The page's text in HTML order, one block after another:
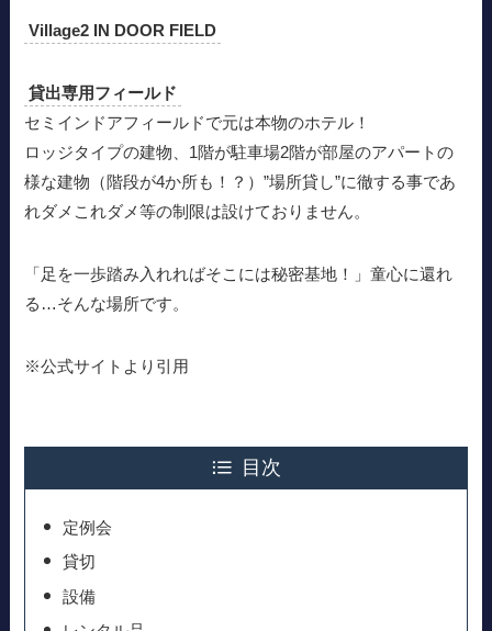
Village2 IN DOOR FIELD
貸出専用フィールド
セミインドアフィールドで元は本物のホテル！
ロッジタイプの建物、1階が駐車場2階が部屋のアパートの
様な建物（階段が4か所も！？）”場所貸し”に徹する事であ
れダメこれダメ等の制限は設けておりません。
「足を一歩踏み入れればそこには秘密基地！」童心に還れ
る…そんな場所です。
※公式サイトより引用
目次
定例会
貸切
設備